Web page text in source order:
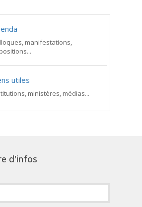
manifestations,
utiles
ministères, médias...
d'infos